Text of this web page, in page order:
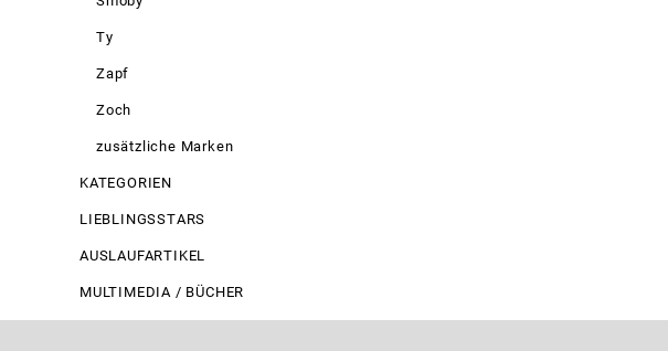
Ty
Zapf
Zoch
zusätzliche Marken
KATEGORIEN
LIEBLINGSSTARS
AUSLAUFARTIKEL
MULTIMEDIA / BÜCHER